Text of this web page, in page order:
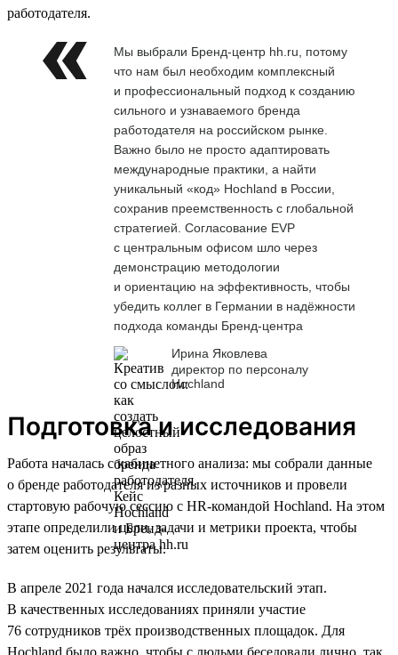
работодателя.
Мы выбрали Бренд-центр hh.ru, потому
что нам был необходим комплексный
и профессиональный подход к созданию
сильного и узнаваемого бренда
работодателя на российском рынке.
Важно было не просто адаптировать
международные практики, а найти
уникальный «код» Hochland в России,
сохранив преемственность с глобальной
стратегией. Согласование EVP
с центральным офисом шло через
демонстрацию методологии
и ориентацию на эффективность, чтобы
убедить коллег в Германии в надёжности
подхода команды Бренд-центра
Ирина Яковлева
директор по персоналу
Hochland
Подготовка и исследования
Работа началась с кабинетного анализа: мы собрали данные
о бренде работодателя из разных источников и провели
стартовую рабочую сессию с HR-командой Hochland. На этом
этапе определили цели, задачи и метрики проекта, чтобы
затем оценить результаты.
В апреле 2021 года начался исследовательский этап.
В качественных исследованиях приняли участие
76 сотрудников трёх производственных площадок. Для
Hochland было важно, чтобы с людьми беседовали лично, так